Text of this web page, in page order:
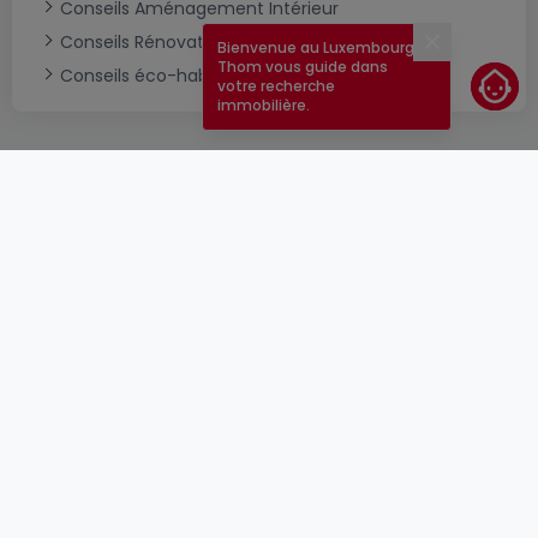
Conseils Aménagement Intérieur
Conseils Rénovation & Construction
Conseils éco-habitat
Bienvenue au Luxembourg !
Thom vous guide dans
votre recherche
immobilière.